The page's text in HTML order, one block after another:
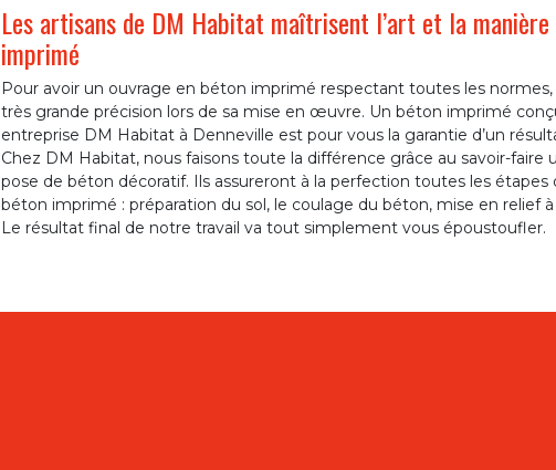
Les artisans de DM Habitat maîtrisent l’art et la
imprimé
Pour avoir un ouvrage en béton imprimé respectant toutes les normes,
très grande précision lors de sa mise en œuvre. Un béton imprimé
entreprise DM Habitat à Denneville est pour vous la garantie d’un
Chez DM Habitat, nous faisons toute la différence grâce au savoir-faire
pose de béton décoratif. Ils assureront à la perfection toutes les étapes
béton imprimé : préparation du sol, le coulage du béton, mise en relief
Le résultat final de notre travail va tout simplement vous époustoufler.